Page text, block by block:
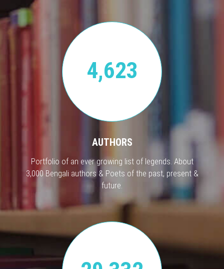
4,623
AUTHORS
Portfolio of an ever growing list of legends. About
3,000 Bengali authors & Poets of the past, present &
future.